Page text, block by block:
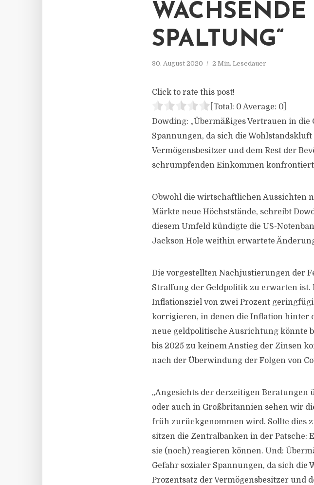
SPALTUNG“
30. August 2020 2 Min. Lesedauer
Click to rate this post!
[Total: 0 Average: 0
Dowding: „Übermäßiges Vertrauen in
Spannungen, da sich die
Vermögensbesitzer und dem Rest der
schrumpfenden Einkommen konfrontiert
Obwohl die wirtschaftlichen Aussichten
Märkte neue Höchststände, schreibt
diesem Umfeld kündigte die US-
Jackson Hole weithin erwartete
Die vorgestellten Nachjustierungen der
Straffung der Geldpolitik zu erwarten ist.
Inflationsziel von zwei Prozent
korrigieren, in denen die Inflation hinter
neue geldpolitische Ausrichtung könnte
bis 2025 zu keinem Anstieg der Zinsen
nach der Überwindung der Folgen von
„Angesichts der derzeitigen Beratungen
oder auch in Großbritannien sehen wir
früh zurückgenommen wird. Sollte dies
sitzen die Zentralbanken in der Patsche:
sie (noch) reagieren können. Und:
Gefahr sozialer Spannungen, da sich
Prozentsatz der Vermögensbesitzer und